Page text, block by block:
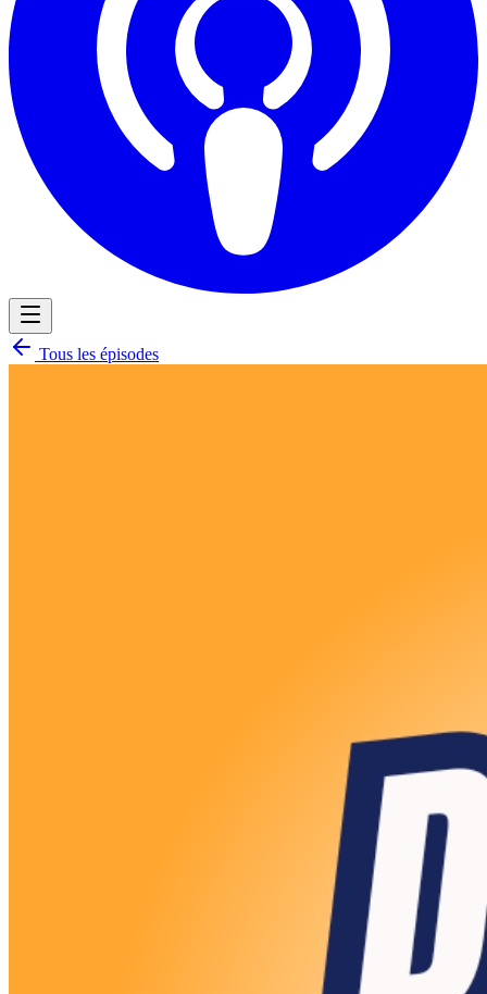
Tous les épisodes